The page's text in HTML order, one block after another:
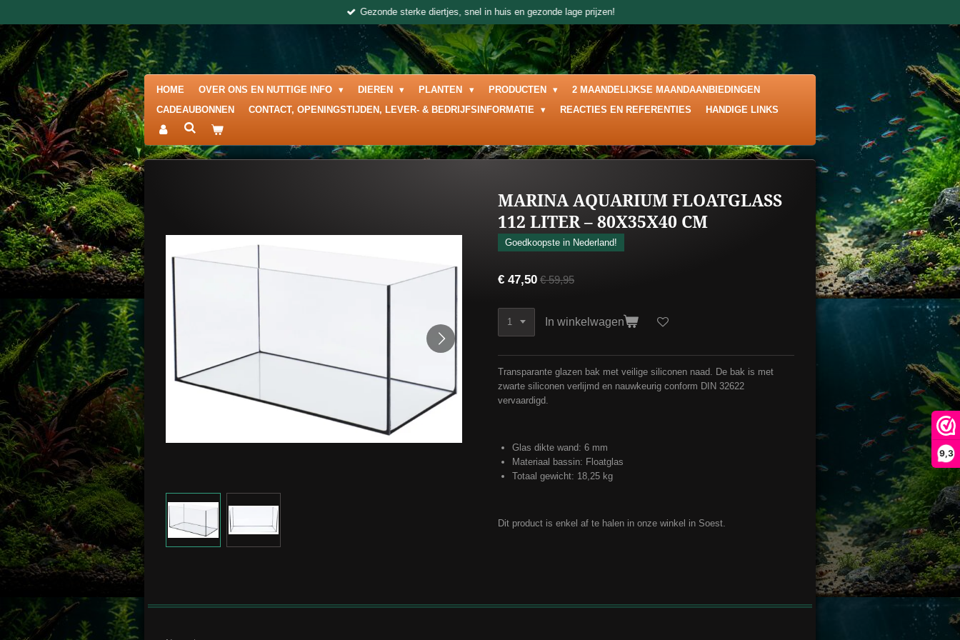
9,3
direct
naar
de
hoofdinhoud
Gezonde sterke diertjes, snel in huis en gezonde lage prijzen!
HOME OVER ONS EN NUTTIGE INFO DIEREN PLANTEN PRODUCTEN
2 MAANDELIJKSE MAANDAANBIEDINGEN
CADEAUBONNEN
CONTACT, OPENINGSTIJDEN, LEVER- & BEDRIJFSINFORMATIE REACTIES EN REFERENTIES HANDIGE LINKS
MARINA AQUARIUM FLOATGLASS
112 LITER – 80X35X40 CM
Goedkoopste in Nederland!
€ 47,50 € 59,95
In winkelwagen
Transparante glazen bak met veilige siliconen naad. De bak is met
zwarte siliconen verlijmd en nauwkeurig conform DIN 32622
vervaardigd.
Glas dikte wand: 6 mm
Materiaal bassin: Floatglas
Totaal gewicht: 18,25 kg
Dit product is enkel af te halen in onze winkel in Soest.